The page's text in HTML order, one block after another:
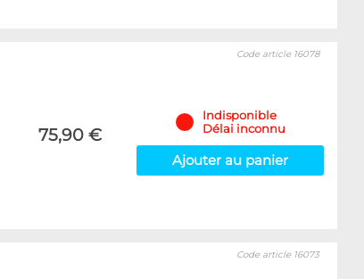
75,90 €
Code article 16078
Indisponible
Délai inconnu
Ajouter au panier
Code article 16073